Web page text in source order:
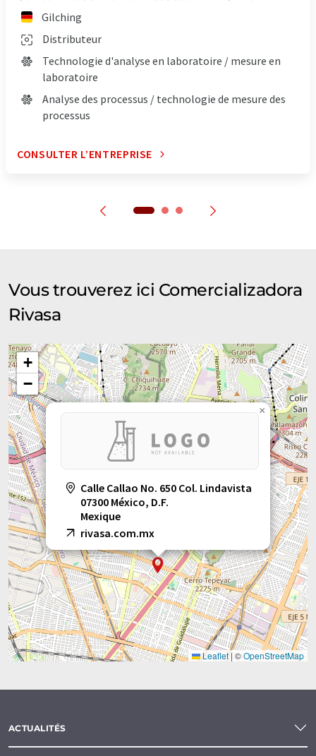
Gilching
Distributeur
Technologie d'analyse en laboratoire / mesure en
laboratoire
Analyse des processus / technologie de mesure des
processus
CONSULTER L’ENTREPRISE
Vous trouverez ici Comercializadora
Rivasa
Calle Callao No. 650 Col. Lindavista
07300 México, D.F.
Mexique
rivasa.com.mx
×
+
−
Leaflet| ©OpenStreetMap
ACTUALITÉS